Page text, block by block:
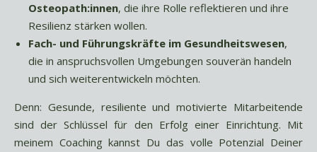
Osteopath:innen, die ihre Rolle reflektieren und ihre
Resilienz stärken wollen.
Fach- und Führungskräfte im Gesundheitswesen,
die in anspruchsvollen Umgebungen souverän handeln
und sich weiterentwickeln möchten.
Denn: Gesunde, resiliente und motivierte Mitarbeitende
sind der Schlüssel für den Erfolg einer Einrichtung. Mit
meinem Coaching kannst Du das volle Potenzial Deiner